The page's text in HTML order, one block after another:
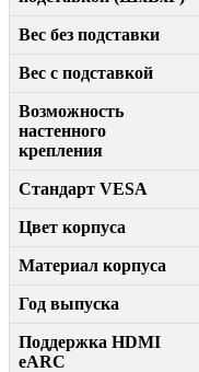
Вес без подставки
Вес с подставкой
Возможность
настенного
крепления
Стандарт VESA
Цвет корпуса
Материал корпуса
Год выпуска
Поддержка HDMI
eARC